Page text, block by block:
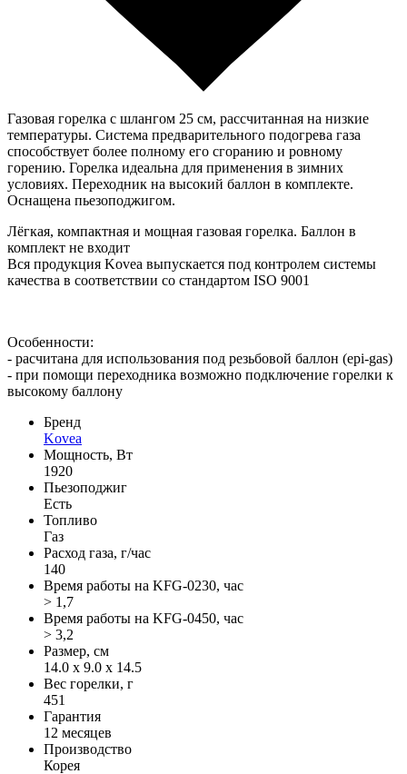
Газовая горелка с шлангом 25 см, рассчитанная на низкие
температуры. Система предварительного подогрева газа
способствует более полному его сгоранию и ровному
горению. Горелка идеальна для применения в зимних
условиях. Переходник на высокий баллон в комплекте.
Оснащена пьезоподжигом.
Лёгкая, компактная и мощная газовая горелка. Баллон в
комплект не входит
Вся продукция Kovea выпускается под контролем системы
качества в соответствии со стандартом ISO 9001
Особенности:
- расчитана для использования под резьбовой баллон (epi-gas)
- при помощи переходника возможно подключение горелки к
высокому баллону
Бренд
Kovea
Мощность, Вт
1920
Пьезоподжиг
Есть
Топливо
Газ
Расход газа, г/час
140
Время работы на KFG-0230, час
> 1,7
Время работы на KFG-0450, час
> 3,2
Размер, см
14.0 x 9.0 x 14.5
Вес горелки, г
451
Гарантия
12 месяцев
Производство
Корея